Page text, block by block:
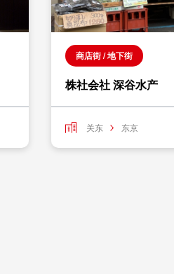
商店街 / 地下街
株社会社 深谷水产
关东 东京